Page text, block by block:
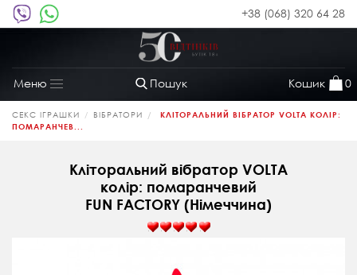
+38 (068) 320 64 28
Пошук Кошик 0
Меню
Toggle
navigation
СЕКС ІГРАШКИ ВІБРАТОРИ
КЛІТОРАЛЬНИЙ ВІБРАТОР VOLTA КОЛІР:
ПОМАРАНЧЕВ...
Кліторальний вібратор VOLTA
колір: помаранчевий
FUN FACTORY (Німеччина)